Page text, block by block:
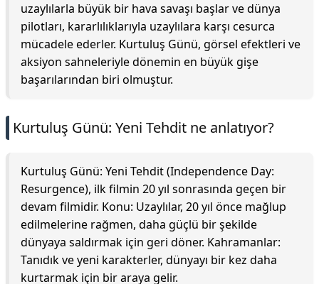
uzaylılarla büyük bir hava savaşı başlar ve dünya
pilotları, kararlılıklarıyla uzaylılara karşı cesurca
mücadele ederler. Kurtuluş Günü, görsel efektleri ve
aksiyon sahneleriyle dönemin en büyük gişe
başarılarından biri olmuştur.
Kurtuluş Günü: Yeni Tehdit ne anlatıyor?
Kurtuluş Günü: Yeni Tehdit (Independence Day:
Resurgence), ilk filmin 20 yıl sonrasında geçen bir
devam filmidir. Konu: Uzaylılar, 20 yıl önce mağlup
edilmelerine rağmen, daha güçlü bir şekilde
dünyaya saldırmak için geri döner. Kahramanlar:
Tanıdık ve yeni karakterler, dünyayı bir kez daha
kurtarmak için bir araya gelir.